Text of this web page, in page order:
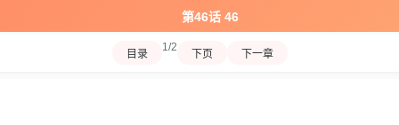
第46话 46
目录
1/2
下页 下一章